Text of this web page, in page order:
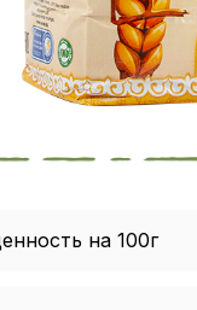
на 100г